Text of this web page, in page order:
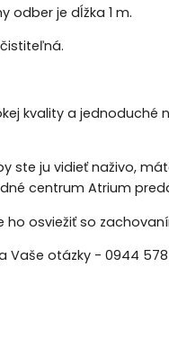
odber je dĺžka 1 m.
kvality a
ste ju vidieť naživo,
centrum Atrium
osviežiť so
Vaše otázky - 0944 578